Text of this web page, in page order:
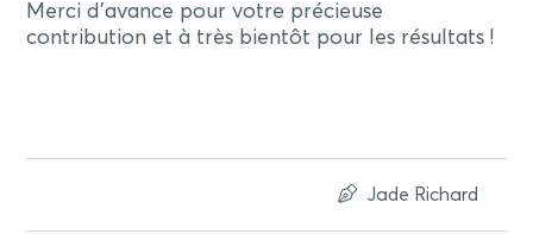
Merci d’avance pour votre précieuse
contribution et à très bientôt pour les résultats !
Jade Richard